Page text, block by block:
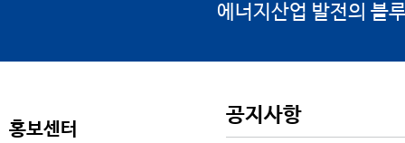
에너지산업 발전의 블
홍보센터
공지사항